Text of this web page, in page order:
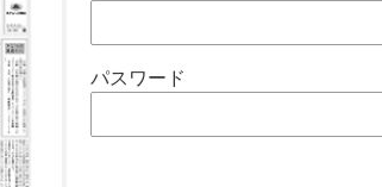
パスワード